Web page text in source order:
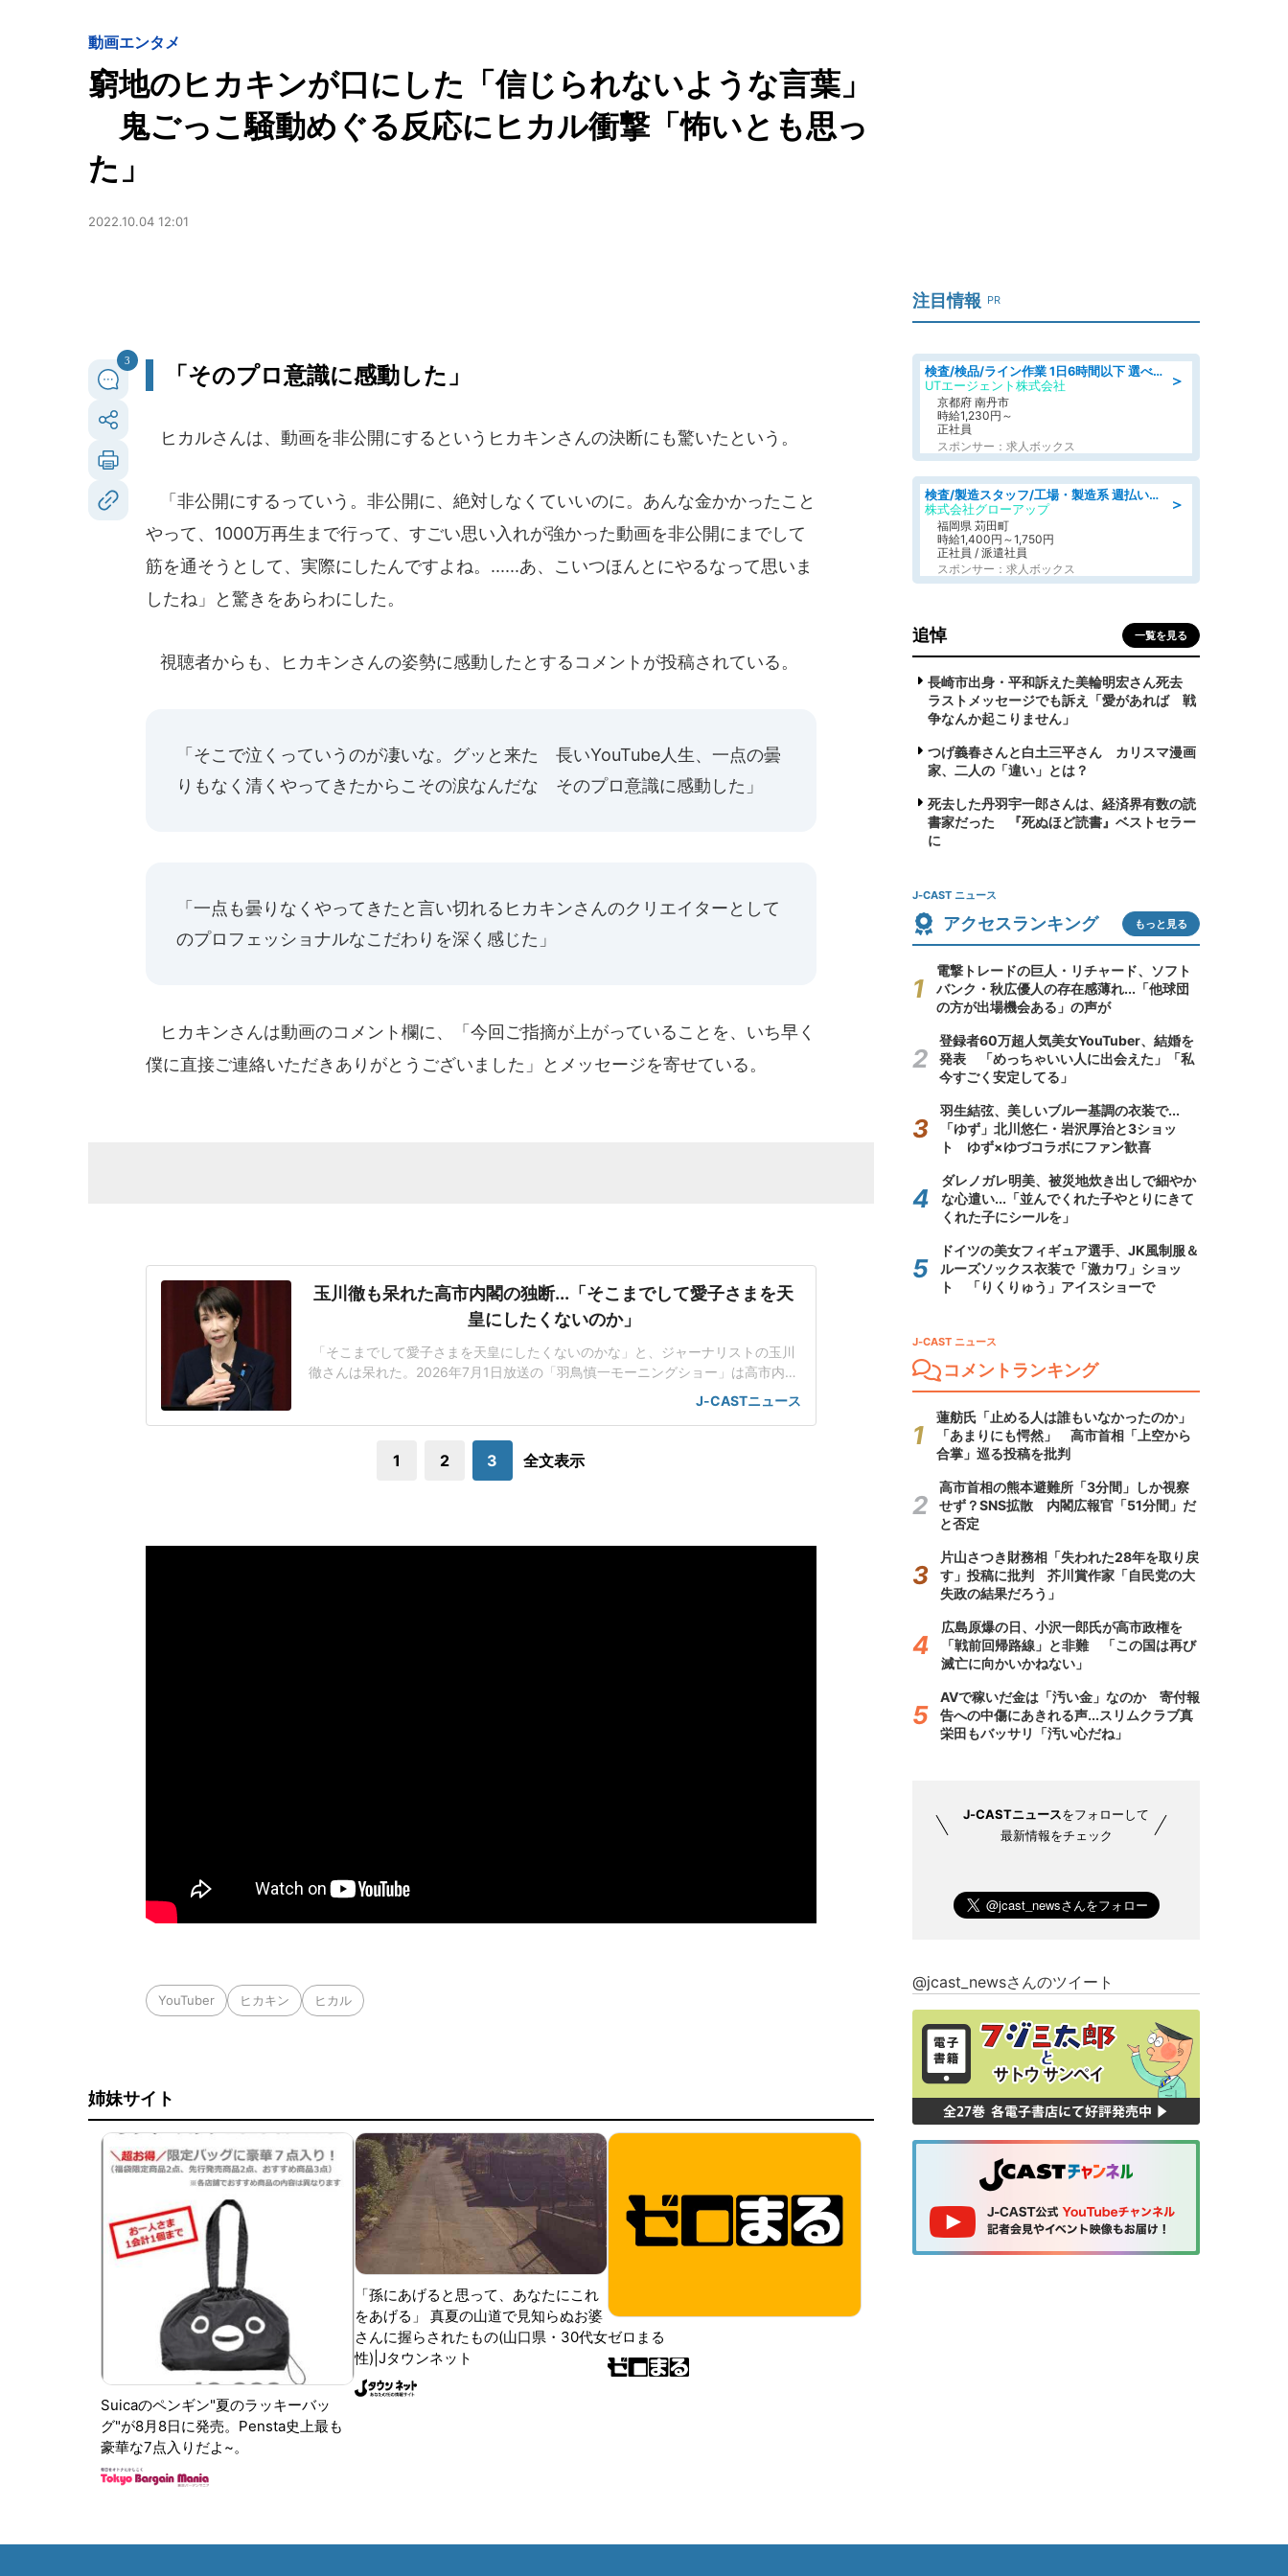
動画エンタメ
窮地のヒカキンが口にした「信じられないような言葉」
鬼ごっこ騒動めぐる反応にヒカル衝撃「怖いとも思っ
た」
2022.10.04 12:01
3
「そのプロ意識に感動した」
ヒカルさんは、動画を非公開にするというヒカキンさんの決断にも驚いたという。
「非公開にするっていう。非公開に、絶対しなくていいのに。あんな金かかったこと
やって、1000万再生まで行って、すごい思い入れが強かった動画を非公開にまでして
筋を通そうとして、実際にしたんですよね。......あ、こいつほんとにやるなって思いま
したね」と驚きをあらわにした。
視聴者からも、ヒカキンさんの姿勢に感動したとするコメントが投稿されている。
「そこで泣くっていうのが凄いな。グッと来た 長いYouTube人生、一点の曇
りもなく清くやってきたからこその涙なんだな そのプロ意識に感動した」
「一点も曇りなくやってきたと言い切れるヒカキンさんのクリエイターとして
のプロフェッショナルなこだわりを深く感じた」
ヒカキンさんは動画のコメント欄に、「今回ご指摘が上がっていることを、いち早く
僕に直接ご連絡いただきありがとうございました」とメッセージを寄せている。
玉川徹も呆れた高市内閣の独断...「そこまでして愛子さまを天
皇にしたくないのか」
「そこまでして愛子さまを天皇にしたくないのかな」と、ジャーナリストの玉川
徹さんは呆れた。2026年7月1日放送の「羽鳥慎一モーニングショー」は高市内閣
が閣議決定した皇室典範改正案について、立法府の総意に基づいていないだけで
なく、国民の総意にも沿っていないんじゃないかと取り上げた。「将来、他国が
も」改正案は、皇族が旧宮家の男子を養
J-CASTニュース
1 2 3 全文表示
YouTuber ヒカキン ヒカル
姉妹サイト
Suicaのペンギン"夏のラッキーバッ
グ"が8月8日に発売。Pensta史上最も
豪華な7点入りだよ~。
「孫にあげると思って、あなたにこれ
をあげる」 真夏の山道で見知らぬお婆
さんに握らされたもの(山口県・30代女
性)|Jタウンネット
ゼロまる
注目情報 PR
＞
検査/検品/ライン作業 1日6時間以下 選べる勤務時間 土日祝休 明るい髪色OK
UTエージェント株式会社
京都府 南丹市
時給1,230円～
正社員
スポンサー：求人ボックス
＞
検査/製造スタッフ/工場・製造系 週払いOK 土日休み プラスチック製品組立 チェック
株式会社グローアップ
福岡県 苅田町
時給1,400円～1,750円
正社員 / 派遣社員
スポンサー：求人ボックス
追悼 一覧を見る
長崎市出身・平和訴えた美輪明宏さん死去
ラストメッセージでも訴え「愛があれば 戦
争なんか起こりません」
つげ義春さんと白土三平さん カリスマ漫画
家、二人の「違い」とは？
死去した丹羽宇一郎さんは、経済界有数の読
書家だった 『死ぬほど読書』ベストセラー
に
J-CAST ニュース
アクセスランキング もっと見る
電撃トレードの巨人・リチャード、ソフト
バンク・秋広優人の存在感薄れ...「他球団
の方が出場機会ある」の声が
登録者60万超人気美女YouTuber、結婚を
発表 「めっちゃいい人に出会えた」「私
今すごく安定してる」
羽生結弦、美しいブルー基調の衣装で...
「ゆず」北川悠仁・岩沢厚治と3ショッ
ト ゆず×ゆづコラボにファン歓喜
ダレノガレ明美、被災地炊き出しで細やか
な心遣い...「並んでくれた子やとりにきて
くれた子にシールを」
ドイツの美女フィギュア選手、JK風制服＆
ルーズソックス衣装で「激カワ」ショッ
ト 「りくりゅう」アイスショーで
J-CAST ニュース
コメントランキング
蓮舫氏「止める人は誰もいなかったのか」
「あまりにも愕然」 高市首相「上空から
合掌」巡る投稿を批判
高市首相の熊本避難所「3分間」しか視察
せず？SNS拡散 内閣広報官「51分間」だ
と否定
片山さつき財務相「失われた28年を取り戻
す」投稿に批判 芥川賞作家「自民党の大
失政の結果だろう」
広島原爆の日、小沢一郎氏が高市政権を
「戦前回帰路線」と非難 「この国は再び
滅亡に向かいかねない」
AVで稼いだ金は「汚い金」なのか 寄付報
告への中傷にあきれる声...スリムクラブ真
栄田もバッサリ「汚い心だね」
J-CASTニュースをフォローして
最新情報をチェック
@jcast_newsさんのツイート